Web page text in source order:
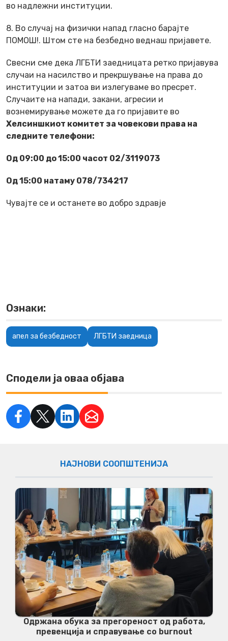
во надлежни институции.
8. Во случај на физички напад гласно барајте
ПОМОШ!. Штом сте на безбедно веднаш пријавете.
Свесни сме дека ЛГБТИ заедницата ретко пријавува
случаи на насилство и прекршување на права до
институции и затоа ви излегуваме во пресрет.
Случаите на напади, закани, агресии и
вознемирување можете да го пријавите во
Хелсиншкиот комитет за човекови права на
следните телефони:
Од 09:00 до 15:00 часот 02/3119073
Од 15:00 натаму 078/734217
Чувајте се и останете во добро здравје
Ознаки:
апел за безбедност ЛГБТИ заедница
Сподели ја оваа објава
НАЈНОВИ СООПШТЕНИЈА
Одржана обука за прегореност од работа,
превенција и справување со burnout